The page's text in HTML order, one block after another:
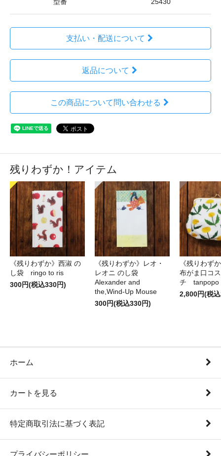
型番 25430
支払い・配送について
返品について
この商品について問い合わせる
残りわずか！アイテム
《残りわずか》西淑 の
し袋 ringo to ris
300円(税込330円)
《残りわずか》レオ・
レオニ のし袋
Alexander and
the,Wind-Up Mouse
300円(税込330円)
《残りわず
布がま口コ
チ tanpopo
2,800円(税
ホーム
カートを見る
特定商取引法に基づく表記